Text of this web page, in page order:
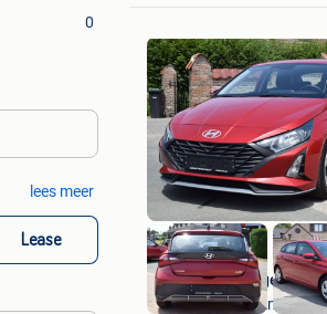
0
lees meer
Lease
Garage
Sint-Amands